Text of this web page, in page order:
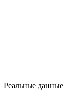
Реальные данные